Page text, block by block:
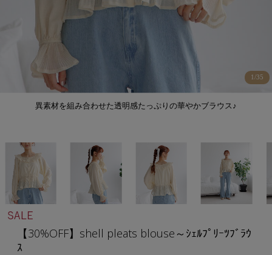
異素材を組み合わせた透明感たっぷりの華やかブラウス♪
1 /35
【30%OFF】shell pleats blouse～ｼｪﾙﾌﾟﾘｰﾂﾌﾞﾗｳ
ｽ